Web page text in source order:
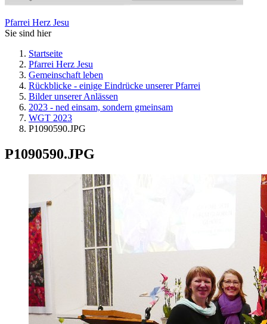
Pfarrei Herz Jesu
Sie sind hier
Startseite
Pfarrei Herz Jesu
Gemeinschaft leben
Rückblicke - einige Eindrücke unserer Pfarrei
Bilder unserer Anlässen
2023 - ned einsam, sondern gmeinsam
WGT 2023
P1090590.JPG
P1090590.JPG